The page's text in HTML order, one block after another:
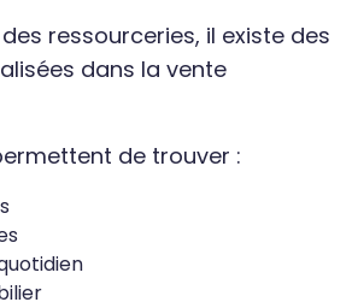
ressourceries, il existe des
dans la vente
de trouver :